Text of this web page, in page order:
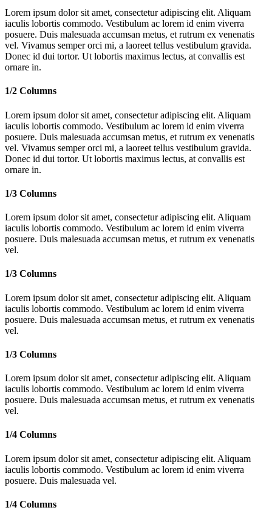
Lorem ipsum dolor sit amet, consectetur adipiscing elit. Aliquam
iaculis lobortis commodo. Vestibulum ac lorem id enim viverra
posuere. Duis malesuada accumsan metus, et rutrum ex venenatis
vel. Vivamus semper orci mi, a laoreet tellus vestibulum gravida.
Donec id dui tortor. Ut lobortis maximus lectus, at convallis est
ornare in.
1/2 Columns
Lorem ipsum dolor sit amet, consectetur adipiscing elit. Aliquam
iaculis lobortis commodo. Vestibulum ac lorem id enim viverra
posuere. Duis malesuada accumsan metus, et rutrum ex venenatis
vel. Vivamus semper orci mi, a laoreet tellus vestibulum gravida.
Donec id dui tortor. Ut lobortis maximus lectus, at convallis est
ornare in.
1/3 Columns
Lorem ipsum dolor sit amet, consectetur adipiscing elit. Aliquam
iaculis lobortis commodo. Vestibulum ac lorem id enim viverra
posuere. Duis malesuada accumsan metus, et rutrum ex venenatis
vel.
1/3 Columns
Lorem ipsum dolor sit amet, consectetur adipiscing elit. Aliquam
iaculis lobortis commodo. Vestibulum ac lorem id enim viverra
posuere. Duis malesuada accumsan metus, et rutrum ex venenatis
vel.
1/3 Columns
Lorem ipsum dolor sit amet, consectetur adipiscing elit. Aliquam
iaculis lobortis commodo. Vestibulum ac lorem id enim viverra
posuere. Duis malesuada accumsan metus, et rutrum ex venenatis
vel.
1/4 Columns
Lorem ipsum dolor sit amet, consectetur adipiscing elit. Aliquam
iaculis lobortis commodo. Vestibulum ac lorem id enim viverra
posuere. Duis malesuada vel.
1/4 Columns